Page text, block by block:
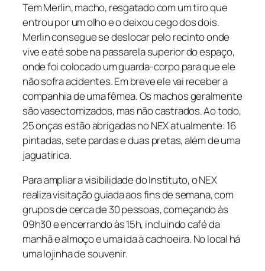
Tem Merlin, macho, resgatado com um tiro que
entrou por um olho e o deixou cego dos dois.
Merlin consegue se deslocar pelo recinto onde
vive e até sobe na passarela superior do espaço,
onde foi colocado um guarda-corpo para que ele
não sofra acidentes. Em breve ele vai receber a
companhia de uma fêmea. Os machos geralmente
são vasectomizados, mas não castrados. Ao todo,
25 onças estão abrigadas no NEX atualmente: 16
pintadas, sete pardas e duas pretas, além de uma
jaguatirica.
Para ampliar a visibilidade do Instituto, o NEX
realiza visitação guiada aos fins de semana, com
grupos de cerca de 30 pessoas, começando às
09h30 e encerrando às 15h, incluindo café da
manhã e almoço e uma ida à cachoeira. No local há
uma lojinha de souvenir.